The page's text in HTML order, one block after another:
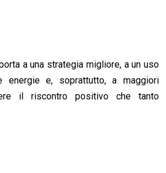
a una strategia migliore, a un uso
energie e, soprattutto, a maggiori
il riscontro positivo che tanto